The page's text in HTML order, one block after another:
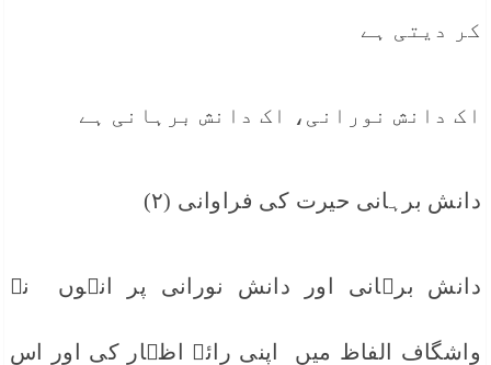
کر دیتی ہے
اک دانش نورانی، اک دانش برہانی ہے
دانش برہانی حیرت کی فراوانی (٢)
دانش برہانی اور دانش نورانی پر انہوں نے
واشگاف الفاظ میں اپنی رائے اظہار کی اور اس